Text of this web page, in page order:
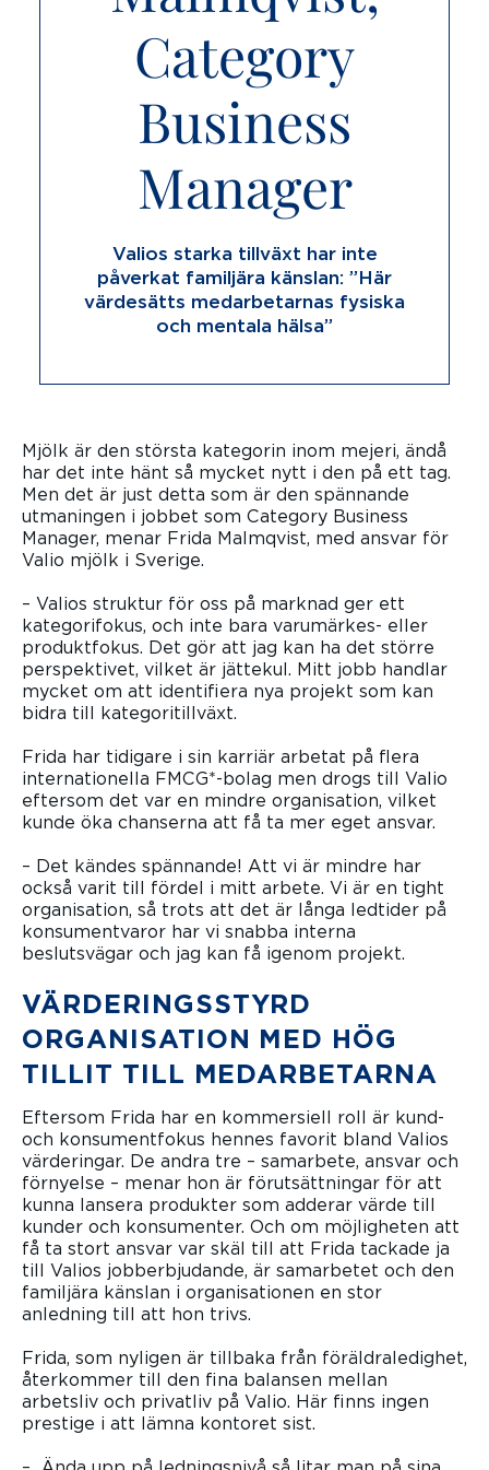
Category
Business
Manager
Valios starka tillväxt har inte
påverkat familjära känslan: ”Här
värdesätts medarbetarnas fysiska
och mentala hälsa”
Mjölk är den största kategorin inom mejeri, ändå
har det inte hänt så mycket nytt i den på ett tag.
Men det är just detta som är den spännande
utmaningen i jobbet som Category Business
Manager, menar Frida Malmqvist, med ansvar för
Valio mjölk i Sverige.
– Valios struktur för oss på marknad ger ett
kategorifokus, och inte bara varumärkes- eller
produktfokus. Det gör att jag kan ha det större
perspektivet, vilket är jättekul. Mitt jobb handlar
mycket om att identifiera nya projekt som kan
bidra till kategoritillväxt.
Frida har tidigare i sin karriär arbetat på flera
internationella FMCG*-bolag men drogs till Valio
eftersom det var en mindre organisation, vilket
kunde öka chanserna att få ta mer eget ansvar.
– Det kändes spännande! Att vi är mindre har
också varit till fördel i mitt arbete. Vi är en tight
organisation, så trots att det är långa ledtider på
konsumentvaror har vi snabba interna
beslutsvägar och jag kan få igenom projekt.
VÄRDERINGSSTYRD
ORGANISATION MED HÖG
TILLIT TILL MEDARBETARNA
Eftersom Frida har en kommersiell roll är kund-
och konsumentfokus hennes favorit bland Valios
värderingar. De andra tre – samarbete, ansvar och
förnyelse – menar hon är förutsättningar för att
kunna lansera produkter som adderar värde till
kunder och konsumenter. Och om möjligheten att
få ta stort ansvar var skäl till att Frida tackade ja
till Valios jobberbjudande, är samarbetet och den
familjära känslan i organisationen en stor
anledning till att hon trivs.
Frida, som nyligen är tillbaka från föräldraledighet,
återkommer till den fina balansen mellan
arbetsliv och privatliv på Valio. Här finns ingen
prestige i att lämna kontoret sist.